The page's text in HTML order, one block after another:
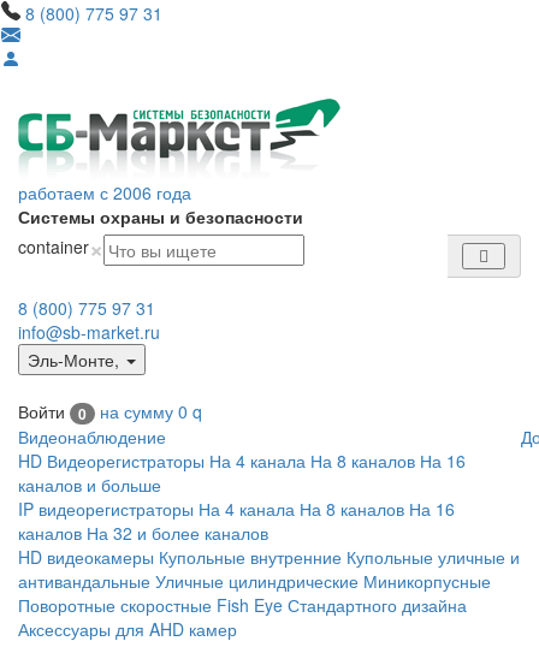
8 (800) 775 97 31
работаем с 2006 года
Системы охраны и безопасности
container×
8 (800) 775 97 31
info@sb-market.ru
Эль-Монте,
Войти 0 на сумму 0 q
Видеонаблюдение
HD Видеорегистраторы На 4 канала На 8 каналов На 16
каналов и больше
IP видеорегистраторы На 4 канала На 8 каналов На 16
каналов На 32 и более каналов
HD видеокамеры Купольные внутренние Купольные уличные и
антивандальные Уличные цилиндрические Миникорпусные
Поворотные скоростные Fish Eye Стандартного дизайна
Аксессуары для AHD камер